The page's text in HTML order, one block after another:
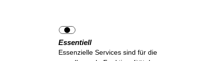
Essentiell
Essenzielle Services sind für die